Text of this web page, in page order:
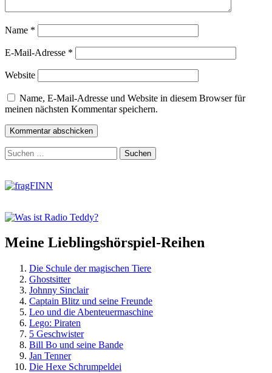
Name *
E-Mail-Adresse *
Website
Name, E-Mail-Adresse und Website in diesem Browser für
meinen nächsten Kommentar speichern.
Zum
Footer
Suchen
nach:
Meine Lieblingshörspiel-Reihen
Die Schule der magischen Tiere
Ghostsitter
Johnny Sinclair
Captain Blitz und seine Freunde
Leo und die Abenteuermaschine
Lego: Piraten
5 Geschwister
Bill Bo und seine Bande
Jan Tenner
Die Hexe Schrumpeldei